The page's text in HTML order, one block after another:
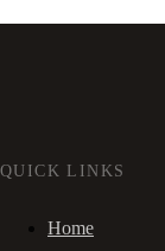
QUICK LINKS
Home